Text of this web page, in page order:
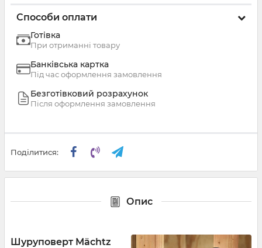
Способи оплати
Готівка
При отриманні товару
Банківська картка
Під час оформлення замовлення
Безготівковий розрахунок
Після оформлення замовлення
Поділитися:
Опис
Шуруповерт Mächtz